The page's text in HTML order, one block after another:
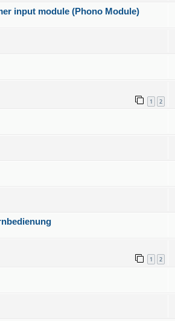
input module (Phono Module)
1 2
1 2